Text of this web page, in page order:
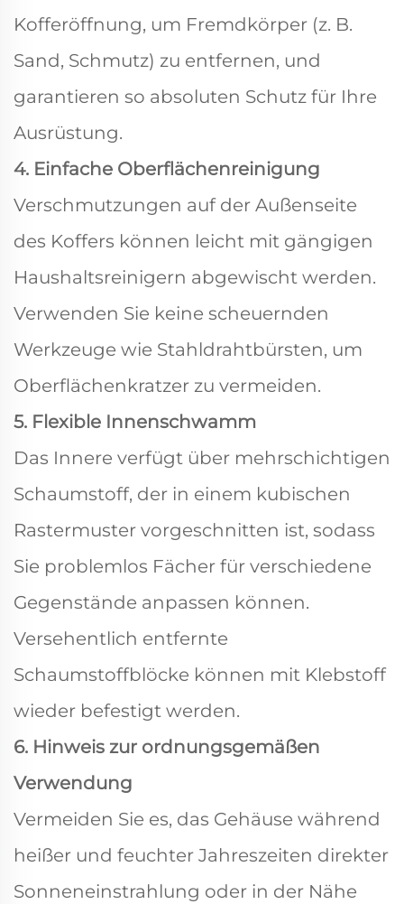
Kofferöffnung, um Fremdkörper (z. B.
Sand, Schmutz) zu entfernen, und
garantieren so absoluten Schutz für Ihre
Ausrüstung.
4. Einfache Oberflächenreinigung
Verschmutzungen auf der Außenseite
des Koffers können leicht mit gängigen
Haushaltsreinigern abgewischt werden.
Verwenden Sie keine scheuernden
Werkzeuge wie Stahldrahtbürsten, um
Oberflächenkratzer zu vermeiden.
5. Flexible Innenschwamm
Das Innere verfügt über mehrschichtigen
Schaumstoff, der in einem kubischen
Rastermuster vorgeschnitten ist, sodass
Sie problemlos Fächer für verschiedene
Gegenstände anpassen können.
Versehentlich entfernte
Schaumstoffblöcke können mit Klebstoff
wieder befestigt werden.
6. Hinweis zur ordnungsgemäßen
Verwendung
Vermeiden Sie es, das Gehäuse während
heißer und feuchter Jahreszeiten direkter
Sonneneinstrahlung oder in der Nähe